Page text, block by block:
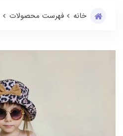
خانه فهرست محصولات